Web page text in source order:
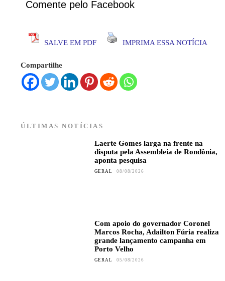
Comente pelo Facebook
SALVE EM PDF IMPRIMA ESSA NOTÍCIA
Compartilhe
ÚLTIMAS NOTÍCIAS
Laerte Gomes larga na frente na
disputa pela Assembleia de Rondônia,
aponta pesquisa
GERAL 08/08/2026
Com apoio do governador Coronel
Marcos Rocha, Adailton Fúria realiza
grande lançamento campanha em
Porto Velho
GERAL 05/08/2026